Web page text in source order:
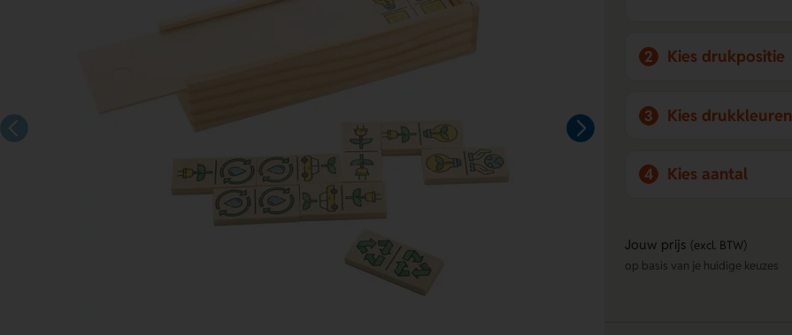
2 Kies drukpositie
3 Kies drukkleuren
4 Kies aantal
Jouw prijs (excl. BTW)
op basis van je huidige keuzes